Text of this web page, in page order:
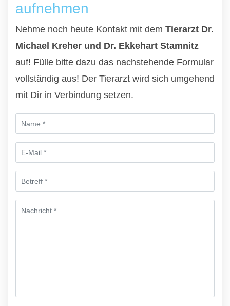
aufnehmen
Nehme noch heute Kontakt mit dem Tierarzt Dr.
Michael Kreher und Dr. Ekkehart Stamnitz
auf! Fülle bitte dazu das nachstehende Formular
vollständig aus! Der Tierarzt wird sich umgehend
mit Dir in Verbindung setzen.